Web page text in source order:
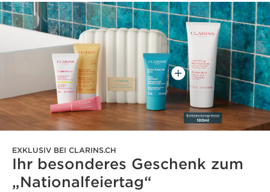
EXKLUSIV BEI CLARINS.CH
Ihr besonderes Geschenk zum
„Nationalfeiertag“